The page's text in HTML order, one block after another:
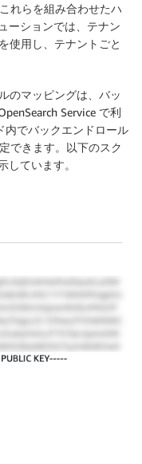
れらを組み合わせたハ
ーションでは、テナン
使用し、テナントごと
のマッピングは、バッ
Service で利
内でバックエンドロール
できます。以下のスク
しています。